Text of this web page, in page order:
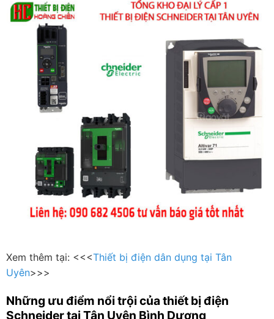
Xem thêm tại: <<<Thiết bị điện dân dụng tại Tân
Uyên>>>
Những ưu điểm nổi trội của thiết bị điện
Schneider tại Tân Uyên Bình Dương